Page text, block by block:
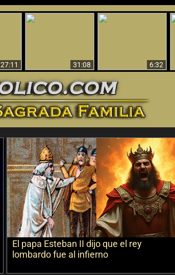
27:11
31:08 6:32
El papa Esteban II dijo que el rey
lombardo fue al infierno